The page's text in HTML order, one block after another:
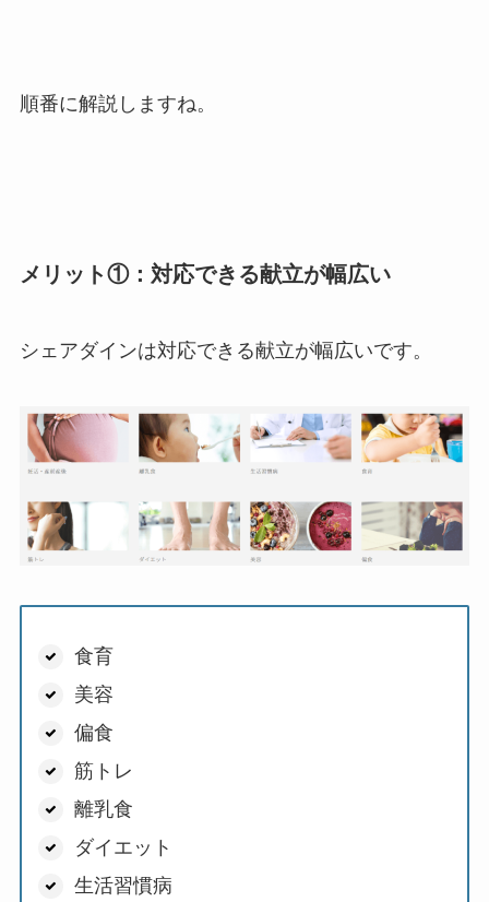
順番に解説しますね。
メリット①：対応できる献立が幅広い
シェアダインは対応できる献立が幅広いです。
食育
美容
偏食
筋トレ
離乳食
ダイエット
生活習慣病